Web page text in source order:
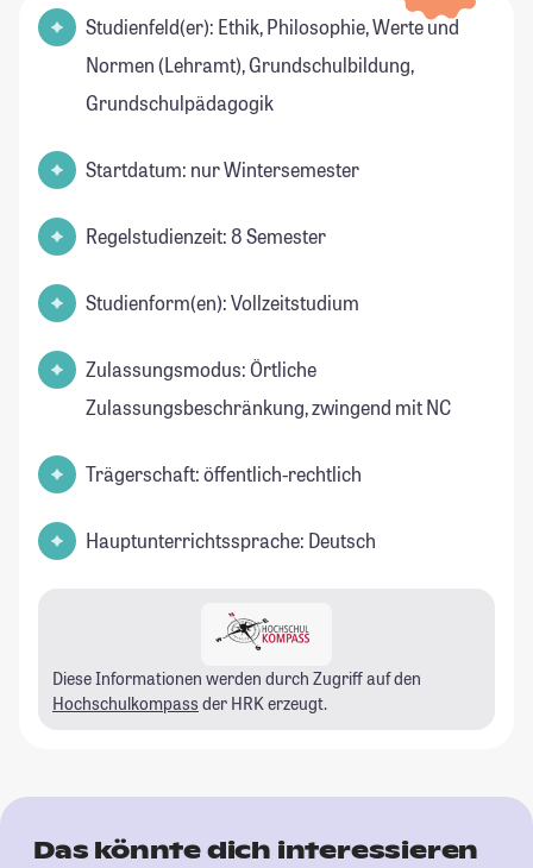
Studienfeld(er): Ethik, Philosophie, Werte und
Normen (Lehramt), Grundschulbildung,
Grundschulpädagogik
Startdatum: nur Wintersemester
Regelstudienzeit: 8 Semester
Studienform(en): Vollzeitstudium
Zulassungsmodus: Örtliche
Zulassungsbeschränkung, zwingend mit NC
Trägerschaft: öffentlich-rechtlich
Hauptunterrichtssprache: Deutsch
Diese Informationen werden durch Zugriff auf den
Hochschulkompass der HRK erzeugt.
Das könnte dich interessieren